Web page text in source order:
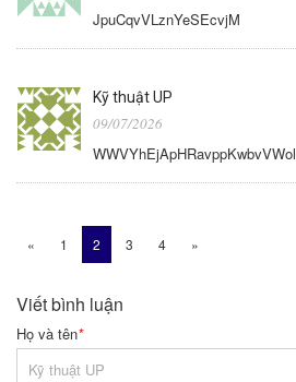
JpuCqvVLznYeSEcvjM
Kỹ thuật UP
09/07/2026
WWVYhEjApHRavppKwbvVWol
« 1 2 3 4 »
Viết bình luận
Họ và tên*